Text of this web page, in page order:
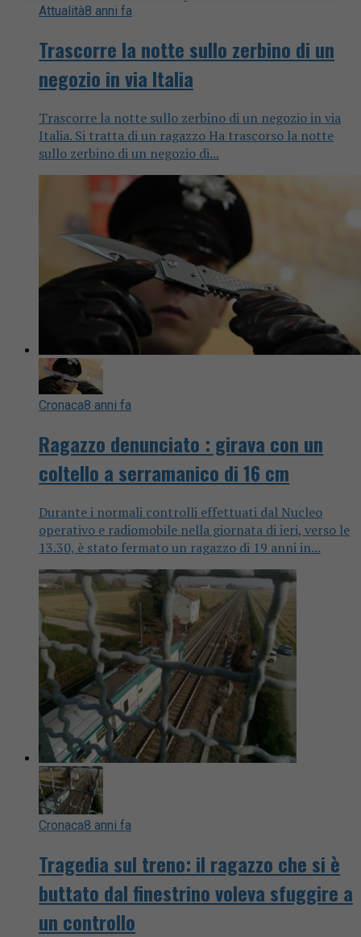
Attualità8 anni fa
Trascorre la notte sullo zerbino di un
negozio in via Italia
Trascorre la notte sullo zerbino di un negozio in via
Italia. Si tratta di un ragazzo Ha trascorso la notte
sullo zerbino di un negozio di...
Cronaca8 anni fa
Ragazzo denunciato : girava con un
coltello a serramanico di 16 cm
Durante i normali controlli effettuati dal Nucleo
operativo e radiomobile nella giornata di ieri, verso le
13.30, è stato fermato un ragazzo di 19 anni in...
Cronaca8 anni fa
Tragedia sul treno: il ragazzo che si è
buttato dal finestrino voleva sfuggire a
un controllo